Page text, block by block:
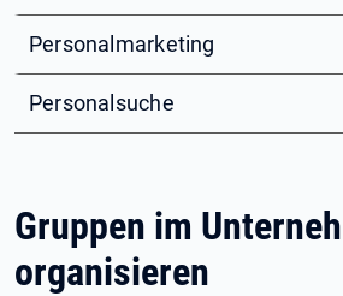
Personalmarketing
Personalsuche
Gruppen im
organisieren